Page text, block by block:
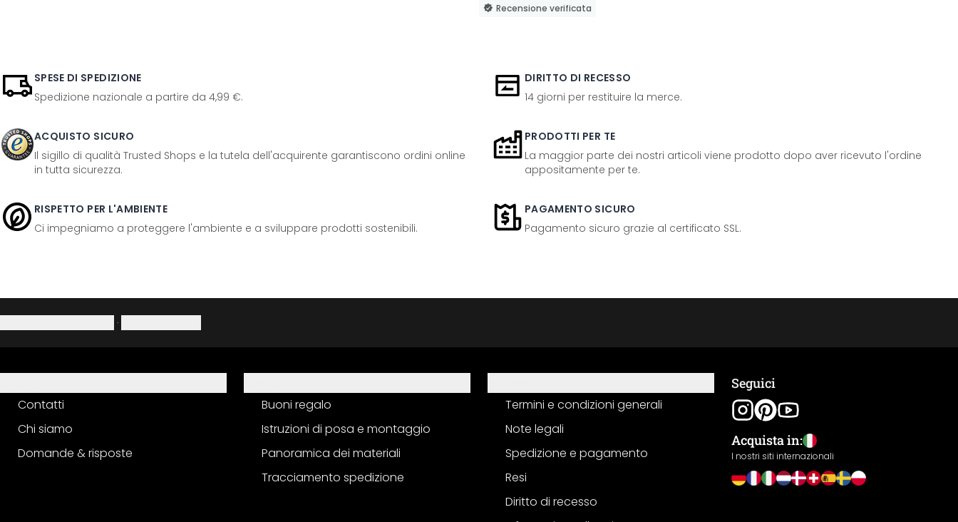
Recensione verificata
SPESE DI SPEDIZIONE
Spedizione nazionale a partire da 4,99 €.
DIRITTO DI RECESSO
14 giorni per restituire la merce.
ACQUISTO SICURO
Il sigillo di qualità Trusted Shops e la tutela dell'acquirente garantiscono ordini online
in tutta sicurezza.
PRODOTTI PER TE
La maggior parte dei nostri articoli viene prodotto dopo aver ricevuto l'ordine
appositamente per te.
RISPETTO PER L'AMBIENTE
Ci impegniamo a proteggere l'ambiente e a sviluppare prodotti sostenibili.
PAGAMENTO SICURO
Pagamento sicuro grazie al certificato SSL.
·
Contatti
Chi siamo
Domande & risposte
Buoni regalo
Istruzioni di posa e montaggio
Panoramica dei materiali
Tracciamento spedizione
Termini e condizioni generali
Note legali
Spedizione e pagamento
Resi
Diritto di recesso
Seguici
Acquista in:
I nostri siti internazionali